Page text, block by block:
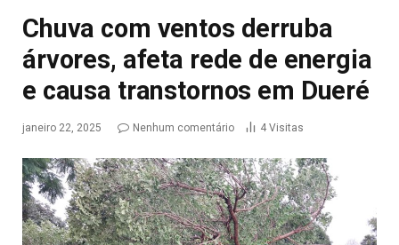
Chuva com ventos derruba
árvores, afeta rede de energia
e causa transtornos em Dueré
janeiro 22, 2025 Nenhum comentário 4 Visitas